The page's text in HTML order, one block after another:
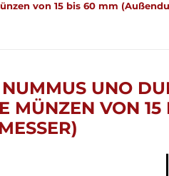
von 15 bis 60 mm
UNO
MÜNZEN VON